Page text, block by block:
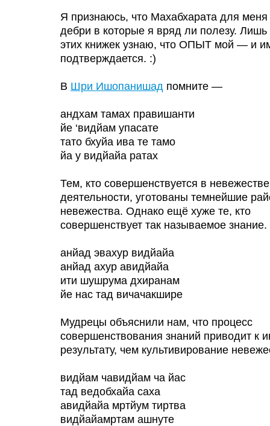
Я признаюсь, что Махабхарата для
дебри в которые я вряд ли полезу. Лишь
этих книжек узнаю, что ОПЫТ мой — и
подтверждается. :)
В Шри Ишопанишад помните —
андхам тамах правишанти
йе ‘видйам упасате
тато бхуйа ива те тамо
йа у видйайа ратах
Тем, кто совершенствуется в
деятельности, уготованы темнейшие
невежества. Однако ещё хуже те, кто
совершенствует так называемое знание.
анйад эвахур видйайа
анйад ахур авидйайа
ити шушрума дхиранам
йе нас тад вичачакшире
Мудрецы объяснили нам, что процесс
совершенствования знаний приводит к
результату, чем культивирование
видйам чавидйам ча йас
тад ведобхайа саха
авидйайа мртйум тиртва
видйайамртам ашнуте